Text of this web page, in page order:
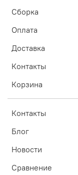
Сборка
Оплата
Доставка
Контакты
Корзина
Контакты
Блог
Новости
Сравнение